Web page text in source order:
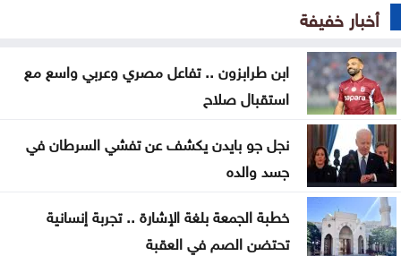
الأمن السيبراني يحذر من روابط مزيفة مع اقتراب إعلان
نتائج التوجيهي
بمدرسة عبين الثانوية
إطلاق الخدمات الاستشارية لمشروع تحسين كفاءة قطاع
المياه
ارتفاع جديد بأسعار الذهب بمقدار 30 قرشًا محليًا الاثنين
أخبار خفيفة
ابن طرابزون .. تفاعل مصري وعربي واسع مع
استقبال صلاح
نجل جو بايدن يكشف عن تفشي السرطان في
جسد والده
خطبة الجمعة بلغة الإشارة .. تجربة إنسانية
تحتضن الصم في العقبة